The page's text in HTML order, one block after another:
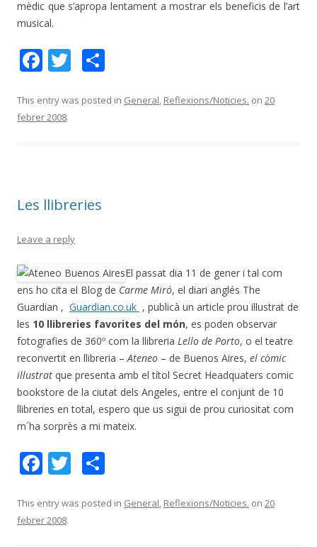
mèdic que s’apropa lentament a mostrar els beneficis de l’art
musical.
F
e
b
k
T
itt m
This entry was posted in General, Reflexions/Noticies. on 20
febrer 2008.
Les llibreries
Leave a reply
El passat dia 11 de gener i tal com
ens ho cita el Blog de Carme Miró, el diari anglés The
Guardian , Guardian.co.uk , publicà un article prou il·lustrat de
les 10 llibreries favorites del món, es poden observar
fotografies de 360º com la llibreria Lello de Porto, o el teatre
reconvertit en llibreria –Ateneo – de Buenos Aires, el còmic
il·lustrat que presenta amb el títol Secret Headquaters comic
bookstore de la ciutat dels Angeles, entre el conjunt de 10
llibreries en total, espero que us sigui de prou curiositat com
m´ha sorprès a mi mateix.
F
e
b
T
itt m
This entry was posted in General, Reflexions/Noticies. on 20
febrer 2008.